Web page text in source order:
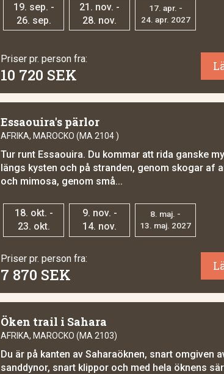
19. sep. -
26. sep.
21. nov. -
28. nov.
17. apr. -
24. apr. 2027
Priser pr. person fra:
10 720 SEK
Essaouira's pärlor
AFRIKA, MAROCKO (MA 2104 )
Tur runt Essaouira. Du kommar att rida ganske
längs kysten och på stranden, genom skogar af
och mimosa, genom små...
18. okt. -
23. okt.
9. nov. -
14. nov.
8. maj. -
13. maj. 2027
Priser pr. person fra:
7 870 SEK
Öken trail i Sahara
AFRIKA, MAROCKO (MA 2103)
Du är på kanten av Saharaöknen, snart omgiven
sanddynor, snart klippor och med hela öknens